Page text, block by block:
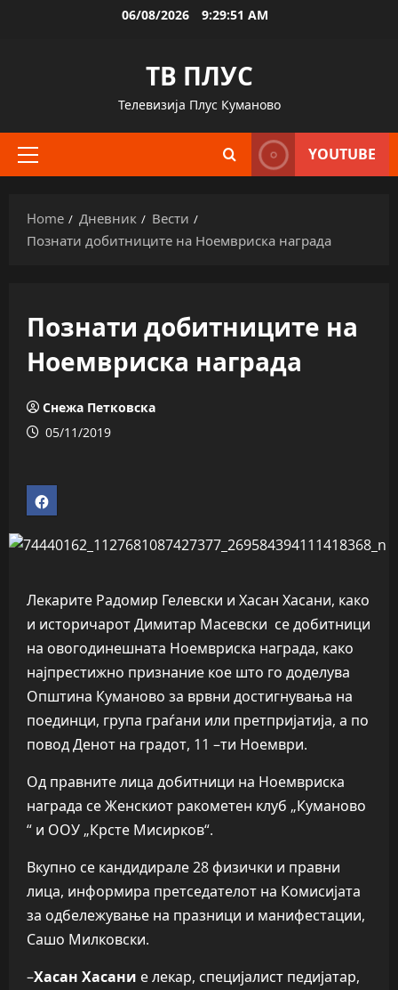
06/08/2026 9:29:52 AM
ТВ ПЛУС
Телевизија Плус Куманово
Primary
YOUTUBE
Home Дневник
Вести
Познати добитниците на Ноемвриска награда
Познати добитниците на
Ноемвриска награда
Снежа Петковска
05/11/2019
Лекарите Радомир Гелевски и Хасан Хасани, како
и историчарот Димитар Масевски се добитници
на овогодинешната Ноемвриска награда, како
најпрестижно признание кое што го доделува
Општина Куманово за врвни достигнувања на
поединци, група граѓани или претпријатија, а по
повод Денот на градот, 11 –ти Ноември.
Од правните лица добитници на Ноемвриска
награда се Женскиот ракометен клуб „Куманово
“ и ООУ „Крсте Мисирков“.
Вкупно се кандидирале 28 физички и правни
лица, информира претседателот на Комисијата
за одбележување на празници и манифестации,
Сашо Милковски.
–Хасан Хасани е лекар, специјалист педијатар,